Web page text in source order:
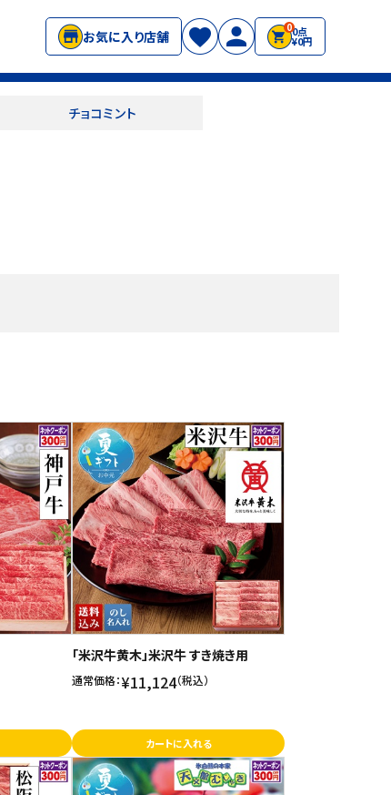
お気に入り店舗
00点
¥0円
チョコミント
「米沢牛黄木」米沢牛 すき焼き用
通常価格：¥11,124（税込）
カートに入れる